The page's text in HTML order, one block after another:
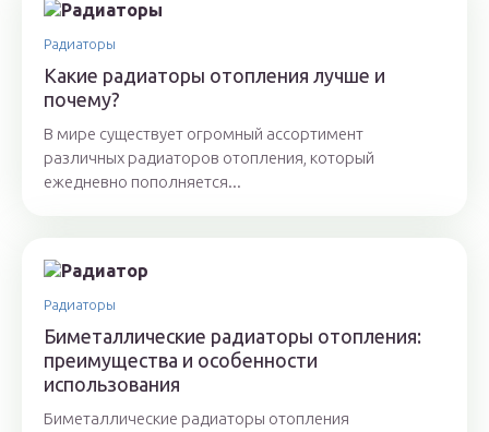
Радиаторы
Какие радиаторы отопления лучше и
почему?
В мире существует огромный ассортимент
различных радиаторов отопления, который
ежедневно пополняется...
Радиаторы
Биметаллические радиаторы отопления:
преимущества и особенности
использования
Биметаллические радиаторы отопления